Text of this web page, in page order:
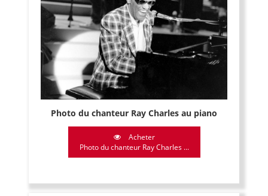
Photo du chanteur Ray Charles au piano
Acheter
Photo du chanteur Ray Charles ...